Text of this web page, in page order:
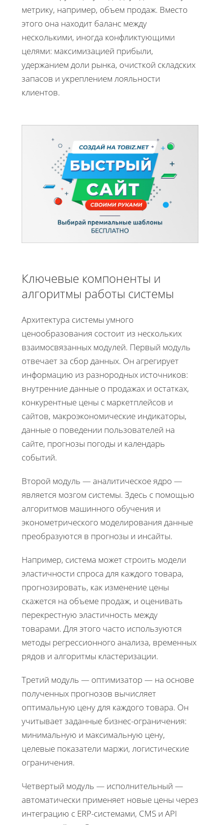
метрику, например, объем продаж. Вместо
этого она находит баланс между
несколькими, иногда конфликтующими
целями: максимизацией прибыли,
удержанием доли рынка, очисткой складских
запасов и укреплением лояльности
клиентов.
Ключевые компоненты и
алгоритмы работы системы
Архитектура системы умного
ценообразования состоит из нескольких
взаимосвязанных модулей. Первый модуль
отвечает за сбор данных. Он агрегирует
информацию из разнородных источников:
внутренние данные о продажах и остатках,
конкурентные цены с маркетплейсов и
сайтов, макроэкономические индикаторы,
данные о поведении пользователей на
сайте, прогнозы погоды и календарь
событий.
Второй модуль — аналитическое ядро —
является мозгом системы. Здесь с помощью
алгоритмов машинного обучения и
эконометрического моделирования данные
преобразуются в прогнозы и инсайты.
Например, система может строить модели
эластичности спроса для каждого товара,
прогнозировать, как изменение цены
скажется на объеме продаж, и оценивать
перекрестную эластичность между
товарами. Для этого часто используются
методы регрессионного анализа, временных
рядов и алгоритмы кластеризации.
Третий модуль — оптимизатор — на основе
полученных прогнозов вычисляет
оптимальную цену для каждого товара. Он
учитывает заданные бизнес-ограничения:
минимальную и максимальную цену,
целевые показатели маржи, логистические
ограничения.
Четвертый модуль — исполнительный —
автоматически применяет новые цены через
интеграцию с ERP-системами, CMS и API